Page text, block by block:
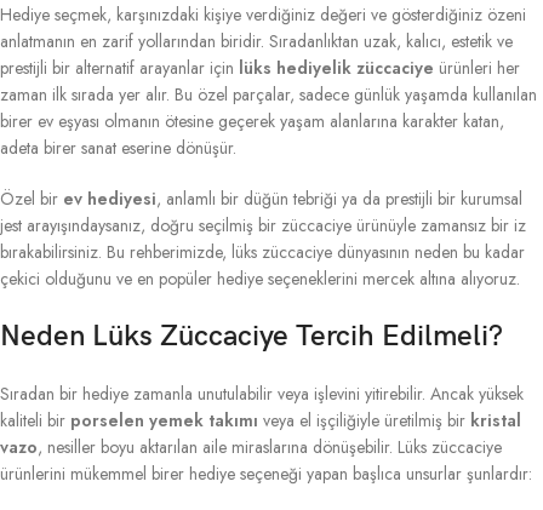
Hediye seçmek, karşınızdaki kişiye verdiğiniz değeri ve gösterdiğiniz özeni
anlatmanın en zarif yollarından biridir. Sıradanlıktan uzak, kalıcı, estetik ve
prestijli bir alternatif arayanlar için lüks hediyelik züccaciye ürünleri her
zaman ilk sırada yer alır. Bu özel parçalar, sadece günlük yaşamda kullanılan
birer ev eşyası olmanın ötesine geçerek yaşam alanlarına karakter katan,
adeta birer sanat eserine dönüşür.
Özel bir ev hediyesi, anlamlı bir düğün tebriği ya da prestijli bir kurumsal
jest arayışındaysanız, doğru seçilmiş bir züccaciye ürünüyle zamansız bir iz
bırakabilirsiniz. Bu rehberimizde, lüks züccaciye dünyasının neden bu kadar
çekici olduğunu ve en popüler hediye seçeneklerini mercek altına alıyoruz.
Neden Lüks Züccaciye Tercih Edilmeli?
Sıradan bir hediye zamanla unutulabilir veya işlevini yitirebilir. Ancak yüksek
kaliteli bir porselen yemek takımı veya el işçiliğiyle üretilmiş bir kristal
vazo, nesiller boyu aktarılan aile miraslarına dönüşebilir. Lüks züccaciye
ürünlerini mükemmel birer hediye seçeneği yapan başlıca unsurlar şunlardır: